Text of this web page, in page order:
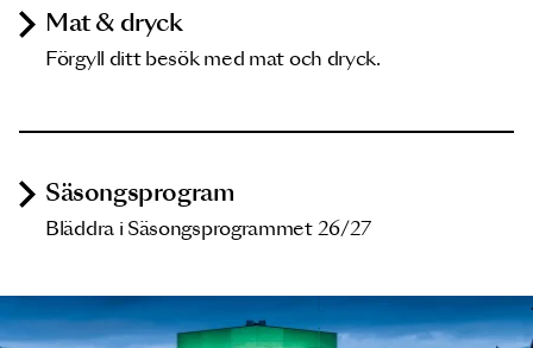
Mat & dryck
Förgyll ditt besök med mat och dryck.
Säsongsprogram
Bläddra i Säsongsprogrammet 26/27